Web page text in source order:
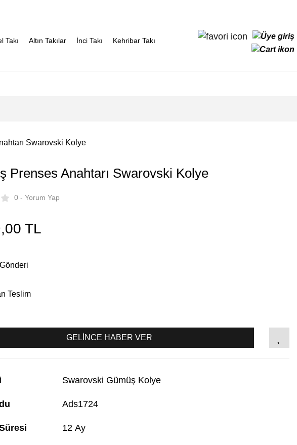
Takı Altın Takılar İnci Takı Kehribar Takı
Swarovski Kolye
Prenses Anahtarı Swarovski Kolye
0 - Yorum Yap
TL
Gönderi
Teslim
GELİNCE HABER VER
Swarovski Gümüş Kolye
Ads1724
12 Ay